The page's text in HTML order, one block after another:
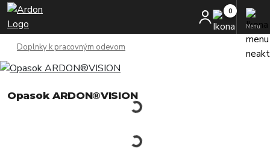
Menu
Doplnky k pracovným odevom
Opasok ARDON®VISION